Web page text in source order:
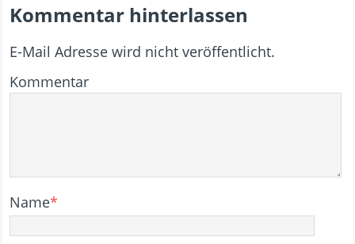
Kommentar hinterlassen
E-Mail Adresse wird nicht veröffentlicht.
Kommentar
Name*